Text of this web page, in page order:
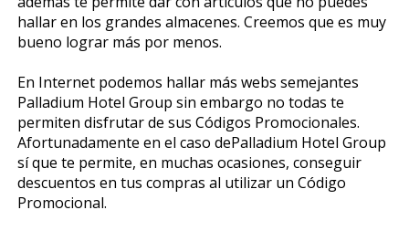
hallar en los grandes almacenes. Creemos que es muy
bueno lograr más por menos.
En Internet podemos hallar más webs semejantes
Palladium Hotel Group sin embargo no todas te
permiten disfrutar de sus Códigos Promocionales.
Afortunadamente en el caso dePalladium Hotel Group
sí que te permite, en muchas ocasiones, conseguir
descuentos en tus compras al utilizar un Código
Promocional.